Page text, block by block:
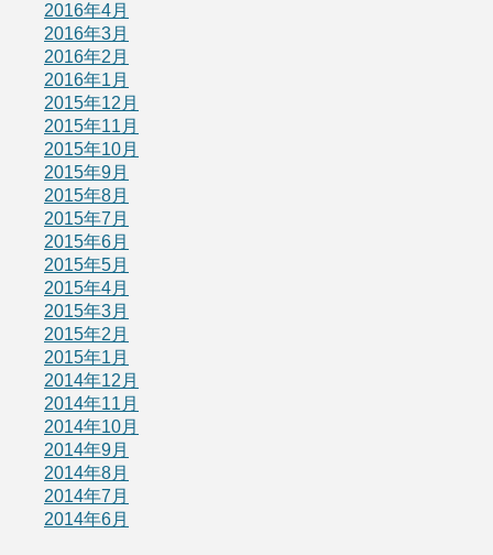
2016年4月
2016年3月
2016年2月
2016年1月
2015年12月
2015年11月
2015年10月
2015年9月
2015年8月
2015年7月
2015年6月
2015年5月
2015年4月
2015年3月
2015年2月
2015年1月
2014年12月
2014年11月
2014年10月
2014年9月
2014年8月
2014年7月
2014年6月